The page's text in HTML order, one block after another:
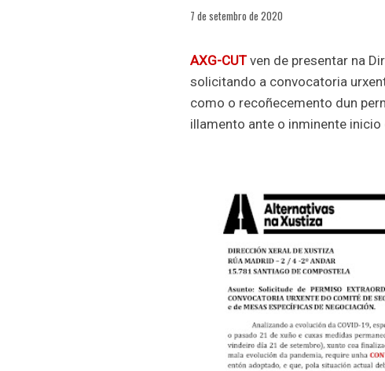
7 de setembro de 2020
AXG-CUTven de presentar na
solicitando a convocatoria
como o recoñecemento dun
illamento ante o inminente